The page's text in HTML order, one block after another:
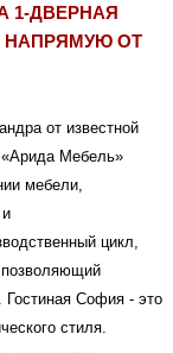
1-ДВЕРНАЯ
НАПРЯМУЮ ОТ
от известной
«Арида Мебель»
мебели,
цикл,
позволяющий
Гостиная София - это
стиля.